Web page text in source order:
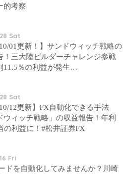
的考察
Sat
10/01更新！】サンドウィッチ戦略の
！三大陸ビルダーチャレンジ参戦
11.5％の利益が発生…
Sat
10/12更新】FX自動化できる手法
ウィッチ戦略」の収益報告！年利
の利益に！#松井証券FX
Fri
ドを自動化してみませんか？川崎